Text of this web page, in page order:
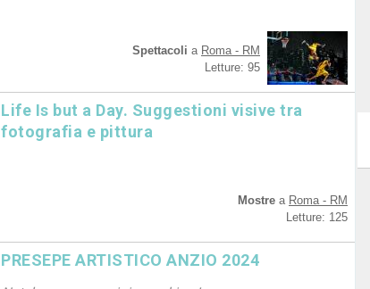
Spettacoli a Roma - RM
Letture: 95
Life Is but a Day. Suggestioni visive tra
fotografia e pittura
Mostre a Roma - RM
Letture: 125
PRESEPE ARTISTICO ANZIO 2024